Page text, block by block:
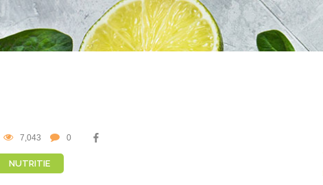
7,043 0
NUTRITIE